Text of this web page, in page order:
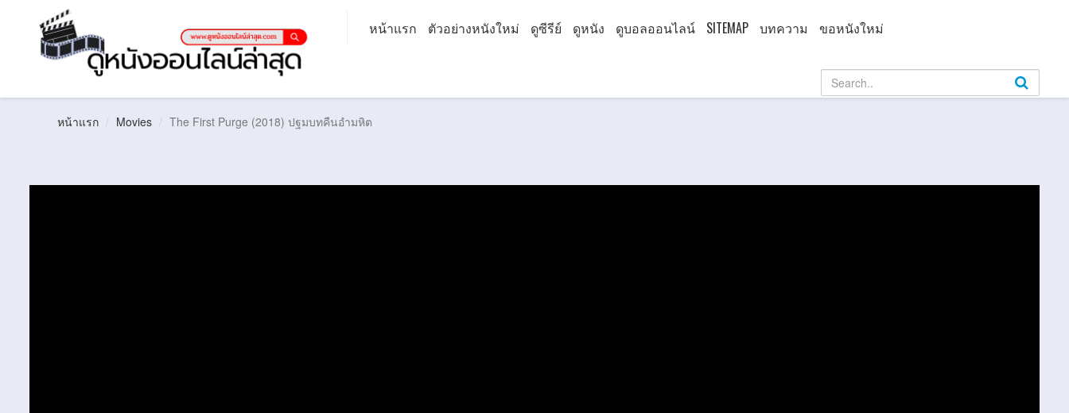
หน้าแรก ตัวอย่างหนังใหม่ ดูซีรีย์ ดูหนัง ดูบอลออนไลน์ SITEMAP บทความ ขอหนังใหม่
หน้าแรก Movies The First Purge (2018) ปฐมบทคืนอำมหิต